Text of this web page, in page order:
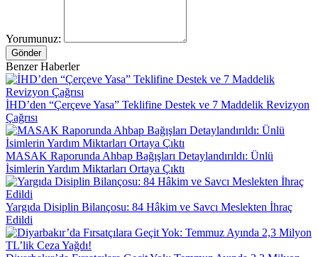
Yorumunuz:
Gönder
Benzer Haberler
İHD’den “Çerçeve Yasa” Teklifine Destek ve 7 Maddelik Revizyon
Çağrısı
MASAK Raporunda Ahbap Bağışları Detaylandırıldı: Ünlü
İsimlerin Yardım Miktarları Ortaya Çıktı
Yargıda Disiplin Bilançosu: 84 Hâkim ve Savcı Meslekten İhraç
Edildi